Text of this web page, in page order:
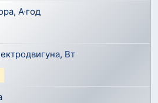
А·год
Вт